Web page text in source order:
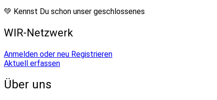
💚 Kennst Du schon unser geschlossenes
WIR-Netzwerk
Anmelden oder neu Registrieren
Aktuell erfassen
Über uns